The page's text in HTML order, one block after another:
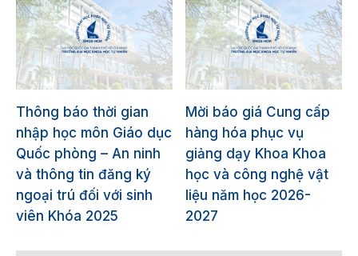
Thông báo thời gian
nhập học môn Giáo dục
Quốc phòng – An ninh
và thông tin đăng ký
ngoại trú đối với sinh
viên Khóa 2025
Mời báo giá Cung cấp
hàng hóa phục vụ
giảng dạy Khoa Khoa
học và công nghệ vật
liệu năm học 2026-
2027